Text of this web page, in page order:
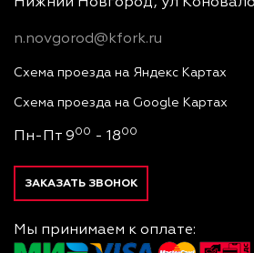
n.novgorod@kfork.ru
Схема проезда на Яндекс Картах
Схема проезда на Google Картах
Пн-Пт 900 - 1800
ЗАКАЗАТЬ ЗВОНОК
Мы принимаем к оплате: